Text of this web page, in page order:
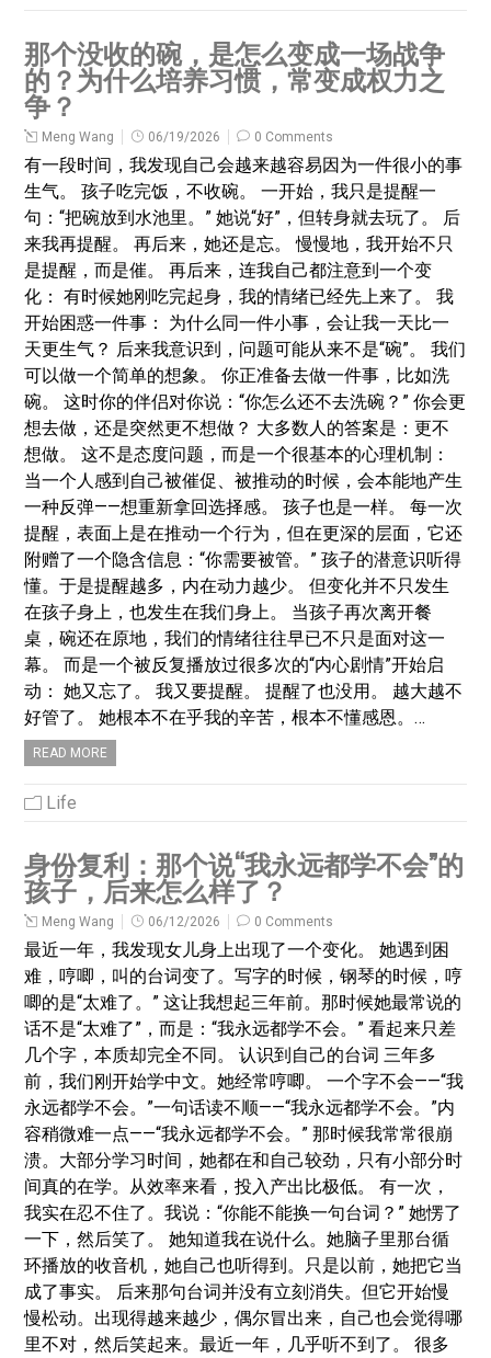
那个没收的碗，是怎么变成一场战争
的？为什么培养习惯，常变成权力之
争？
Meng Wang 06/19/2026 0 Comments
有一段时间，我发现自己会越来越容易因为一件很小的事
生气。 孩子吃完饭，不收碗。 一开始，我只是提醒一
句：“把碗放到水池里。” 她说“好”，但转身就去玩了。 后
来我再提醒。 再后来，她还是忘。 慢慢地，我开始不只
是提醒，而是催。 再后来，连我自己都注意到一个变
化： 有时候她刚吃完起身，我的情绪已经先上来了。 我
开始困惑一件事： 为什么同一件小事，会让我一天比一
天更生气？ 后来我意识到，问题可能从来不是“碗”。 我们
可以做一个简单的想象。 你正准备去做一件事，比如洗
碗。 这时你的伴侣对你说：“你怎么还不去洗碗？” 你会更
想去做，还是突然更不想做？ 大多数人的答案是：更不
想做。 这不是态度问题，而是一个很基本的心理机制：
当一个人感到自己被催促、被推动的时候，会本能地产生
一种反弹——想重新拿回选择感。 孩子也是一样。 每一次
提醒，表面上是在推动一个行为，但在更深的层面，它还
附赠了一个隐含信息：“你需要被管。” 孩子的潜意识听得
懂。于是提醒越多，内在动力越少。 但变化并不只发生
在孩子身上，也发生在我们身上。 当孩子再次离开餐
桌，碗还在原地，我们的情绪往往早已不只是面对这一
幕。 而是一个被反复播放过很多次的“内心剧情”开始启
动： 她又忘了。 我又要提醒。 提醒了也没用。 越大越不
好管了。 她根本不在乎我的辛苦，根本不懂感恩。…
READ MORE
Life
身份复利：那个说“我永远都学不会”的
孩子，后来怎么样了？
Meng Wang 06/12/2026 0 Comments
最近一年，我发现女儿身上出现了一个变化。 她遇到困
难，哼唧，叫的台词变了。写字的时候，钢琴的时候，哼
唧的是“太难了。” 这让我想起三年前。那时候她最常说的
话不是“太难了”，而是：“我永远都学不会。” 看起来只差
几个字，本质却完全不同。 认识到自己的台词 三年多
前，我们刚开始学中文。她经常哼唧。 一个字不会——“我
永远都学不会。”一句话读不顺——“我永远都学不会。”内
容稍微难一点——“我永远都学不会。” 那时候我常常很崩
溃。大部分学习时间，她都在和自己较劲，只有小部分时
间真的在学。从效率来看，投入产出比极低。 有一次，
我实在忍不住了。我说：“你能不能换一句台词？” 她愣了
一下，然后笑了。 她知道我在说什么。她脑子里那台循
环播放的收音机，她自己也听得到。只是以前，她把它当
成了事实。 后来那句台词并没有立刻消失。但它开始慢
慢松动。出现得越来越少，偶尔冒出来，自己也会觉得哪
里不对，然后笑起来。最近一年，几乎听不到了。 很多